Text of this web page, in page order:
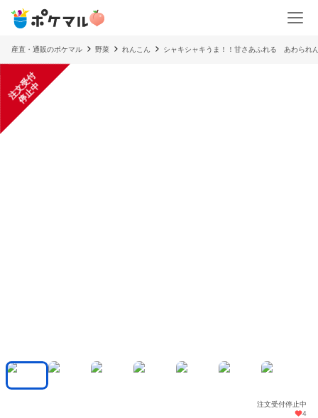
産直・通販のポケマル 野菜 れんこん シャキシャキうま！！甘さあふれる あわられ
注
文
受
付
停
止
中
注文受付停止中
4